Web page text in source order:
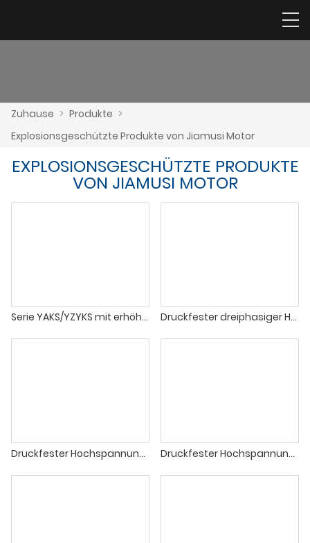
Zuhause > Produkte >
Explosionsgeschützte Produkte von Jiamusi Motor
EXPLOSIONSGESCHÜTZTE PRODUKTE
VON JIAMUSI MOTOR
Serie YAKS/YZYKS mit erhöhter Sicherheit/Druckgehäuse, explosionsgeschützter Hochspannungs-Dreiphasen-Asynchronmotor (H355 – H1000) Druckfester dreiphasiger Hochspannungs-Asynchronmotor der YB3-Serie (H355 - H630) IE4
Druckfester Hochspannungs-Dreiphasen-Asynchronmotor der YB2-Serie (H355 - H560)IE3 Druckfester Hochspannungs-Dreiphasen-Asynchronmotor der YBX3-Serie (H355 - H630) IE5